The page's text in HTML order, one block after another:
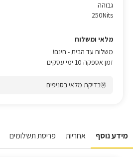
גבוהה
250Nits
מלאי ומשלוח
משלוח עד הבית - חינם!
זמן אספקה 10 ימי עסקים
בדיקת מלאי בסניפים
מידע נוסף אחריות פריסת תשלומים